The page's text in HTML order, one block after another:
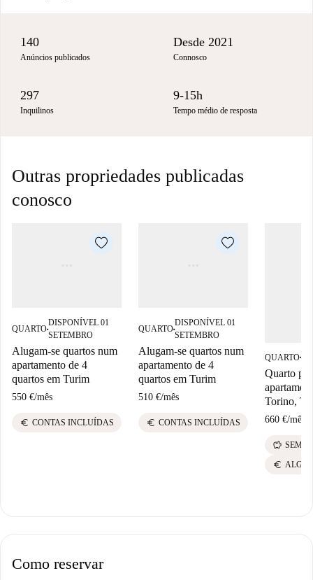
140
Anúncios publicados
Desde 2021
Connosco
297
Inquilinos
9-15h
Tempo médio de resposta
Outras propriedades publicadas
conosco
QUARTO■
DISPONÍVEL 01
SETEMBRO
Alugam-se quartos num
apartamento de 4
quartos em Turim
550 €/mês
euro CONTAS INCLUÍDAS
QUARTO■
DISPONÍVEL 01
SETEMBRO
Alugam-se quartos num
apartamento de 4
quartos em Turim
510 €/mês
euro CONTAS INCLUÍDAS
QUARTO■
Quarto
Torino,
660 €/mês
savings SEM
euro
Como reservar